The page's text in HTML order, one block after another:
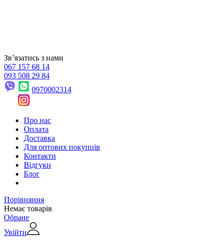
Звʼязатись з нами
067 157 68 14
093 508 29 84
0970002314
Про нас
Оплата
Доставка
Для оптових покупців
Контакти
Відгуки
Блог
Порівняння
Немає товарів
Обране
Увійти